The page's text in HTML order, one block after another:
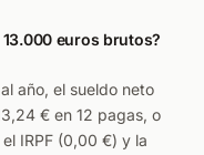
euros brutos?
año, el sueldo neto
€ en 12 pagas, o
IRPF (0,00 €) y la